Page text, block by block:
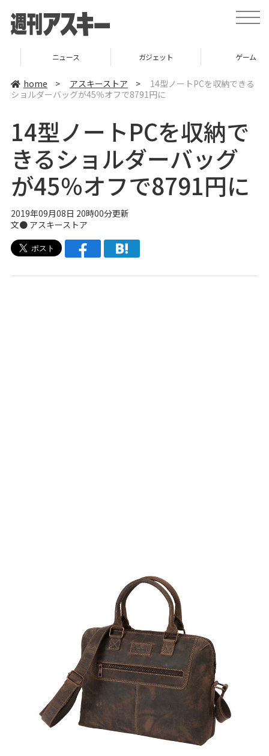
t
o
e
v
i
ニュース ガジェット
home > アスキーストア >
14型ノートPCを収納できる
ショルダーバッグが45％オフで8791円に
14型ノートPCを収納で
きるショルダーバッグ
が45％オフで8791円に
2019年09月08日 20時00分更新
文● アスキーストア